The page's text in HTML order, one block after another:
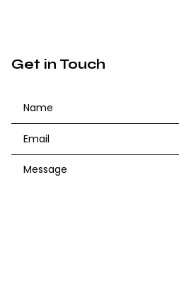
Get in Touch